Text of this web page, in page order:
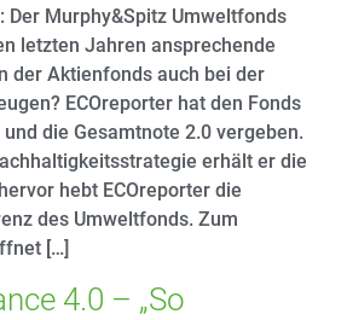
Der Murphy&Spitz Umweltfonds
letzten Jahren ansprechende
der Aktienfonds auch bei der
ECOreporter hat den Fonds
die Gesamtnote 2.0 vergeben.
erhält er die
hebt ECOreporter die
des Umweltfonds. Zum
[…]
4.0 – „So